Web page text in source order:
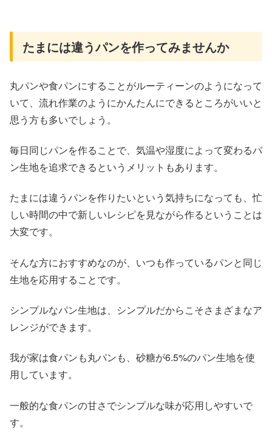
たまには違うパンを作ってみませんか
丸パンや食パンにすることがルーティーンのようになって
いて、流れ作業のようにかんたんにできるところがいいと
思う方も多いでしょう。
毎日同じパンを作ることで、気温や湿度によって変わるパ
ン生地を追求できるというメリットもあります。
たまには違うパンを作りたいという気持ちになっても、忙
しい時間の中で新しいレシピを見ながら作るということは
大変です。
そんな方におすすめなのが、いつも作っているパンと同じ
生地を応用することです。
シンプルなパン生地は、シンプルだからこそさまざまなア
レンジができます。
我が家は食パンも丸パンも、砂糖が6.5%のパン生地を使
用しています。
一般的な食パンの甘さでシンプルな味が応用しやすいで
す。